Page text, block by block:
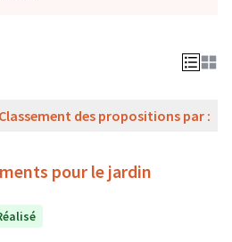
Classement des propositions par :
pour le jardin